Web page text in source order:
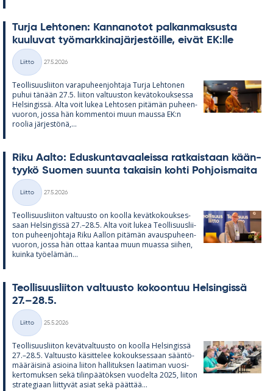
Turja Leh­to­nen: Kan­na­no­tot pal­kan­mak­susta
kuu­lu­vat työ­mark­ki­na­jär­jes­töille, ei­vät EK:lle
Kategoriat
Liitto
27.5.2026
Teol­li­suus­lii­ton va­ra­pu­heen­joh­taja Turja Leh­to­nen
pu­hui tä­nään 27.5. lii­ton val­tuus­ton ke­vä­to­kouk­sessa
Hel­sin­gissä. Alta voit lu­kea Leh­to­sen pi­tä­män pu­heen­
vuo­ron, jossa hän kom­men­toi muun maussa EK:n
roo­lia jär­jes­tönä,...
Riku Aalto: Edus­kun­ta­vaa­leissa rat­kais­taan kään­
tyykö Suo­men suunta ta­kai­sin kohti Poh­jois­maita
Kategoriat
Liitto
27.5.2026
Teol­li­suus­lii­ton val­tuusto on koolla ke­vät­ko­kouk­ses­
saan Hel­sin­gissä 27.–28.5. Alta voit lu­kea Teol­li­suus­lii­
ton pu­heen­joh­taja Riku Aal­lon pi­tä­män avaus­pu­heen­
vuo­ron, jossa hän ot­taa kan­taa muun muassa sii­hen,
kuinka työ­elä­män...
Teol­li­suus­lii­ton val­tuusto ko­koon­tuu Hel­sin­gissä
27.–28.5.
Kategoriat
Liitto
25.5.2026
Teol­li­suus­lii­ton ke­vät­val­tuusto on koolla Hel­sin­gissä
27.–28.5. Val­tuusto kä­sit­te­lee ko­kouk­ses­saan sään­tö­
mää­räi­sinä asioina lii­ton hal­li­tuk­sen laa­ti­man vuo­si­
ker­to­muk­sen sekä ti­lin­pää­tök­sen vuo­delta 2025, lii­ton
stra­te­gi­aan liit­ty­vät asiat sekä päät­tää...